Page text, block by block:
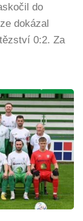
do
dokázal
0:2. Za